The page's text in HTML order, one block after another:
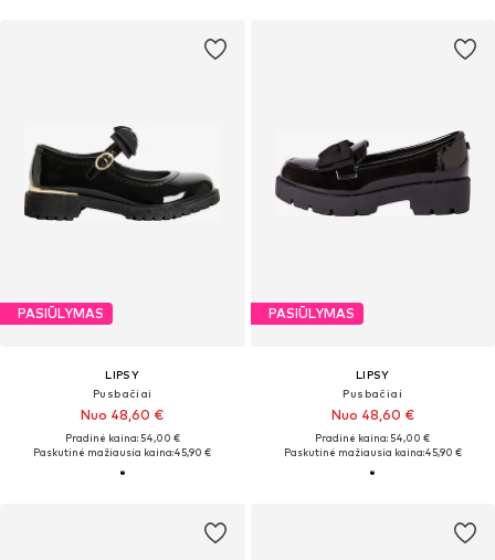
PASIŪLYMAS
LIPSY
Pusbačiai
Nuo 48,60 €
Pradinė kaina: 54,00 €
Paskutinė mažiausia kaina:45,90 €
PASIŪLYMAS
LIPSY
Pusbačiai
Nuo 48,60 €
Pradinė kaina: 54,00 €
Paskutinė mažiausia kaina:45,90 €